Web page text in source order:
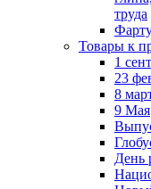
труда
Товары к
1
23
8
9 Мая
День